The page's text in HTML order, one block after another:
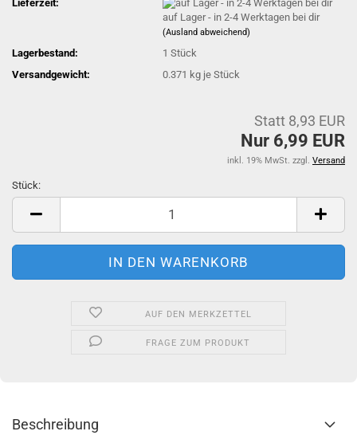
Lieferzeit:
auf Lager - in 2-4 Werktagen bei dir
(Ausland abweichend)
Lagerbestand: 1Stück
Versandgewicht:
0.371 kg je Stück
Statt 8,93 EUR
Nur 6,99 EUR
inkl. 19% MwSt. zzgl. Versand
Stück:
Stück
AUF DEN MERKZETTEL
FRAGE ZUM PRODUKT
Beschreibung